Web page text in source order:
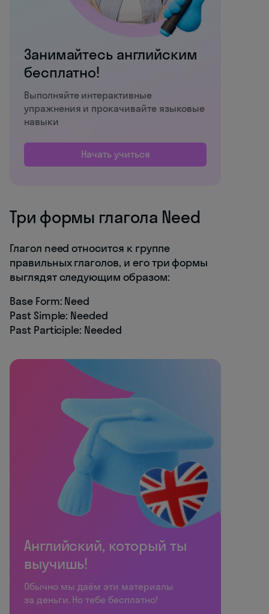
Занимайтесь английским
бесплатно!
Выполняйте интерактивные
упражнения и прокачивайте языковые
навыки
Начать учиться
Три формы глагола Need
Глагол need относится к группе
правильных глаголов, и его три формы
выглядят следующим образом:
Base Form: Need
Past Simple: Needed
Past Participle: Needed
Английский, который ты
выучишь!
Обычно мы даём эти материалы
за деньги. Но тебе бесплатно!